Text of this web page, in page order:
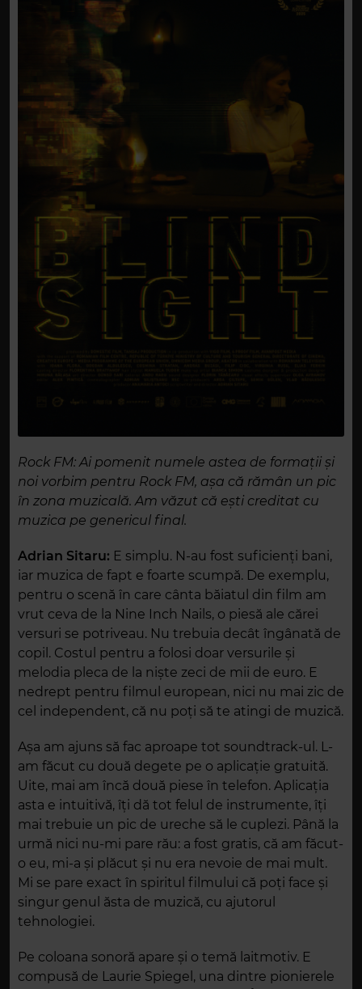
Rock FM: Ai pomenit numele astea de formații și
noi vorbim pentru Rock FM, așa că rămân un pic
în zona muzicală. Am văzut că ești creditat cu
muzica pe genericul final.
Adrian Sitaru: E simplu. N-au fost suficienți bani,
iar muzica de fapt e foarte scumpă. De exemplu,
pentru o scenă în care cânta băiatul din film am
vrut ceva de la Nine Inch Nails, o piesă ale cărei
versuri se potriveau. Nu trebuia decât îngânată de
copil . Costul pentru a folosi doar versurile și
melodia pleca de la niște zeci de mii de euro. E
nedrept pentru filmul european, nici nu mai zic de
cel independent, că nu poți să te atingi de muzică.
Așa am ajuns să fac aproape tot soundtrack-ul. L-
am făcut cu două degete pe o aplicație gratuită.
Uite, mai am încă două piese în telefon. Aplicația
asta e intuitivă, îți dă tot felul de instrumente, îți
mai trebuie un pic de ureche să le cuplezi. Până la
urmă nici nu-mi pare rău: a fost gratis, că am făcut-
o eu, mi-a și plăcut și nu era nevoie de mai mult.
Mi se pare exact în spiritul filmului că poți face și
singur genul ăsta de muzică, cu ajutorul
tehnologiei.
Pe coloana sonoră apare și o temă laitmotiv. E
compusă de Laurie Spiegel, una dintre pionierele